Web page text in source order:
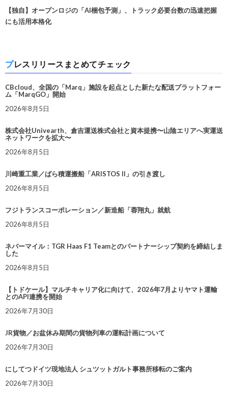
【独自】オープンロジの「AI梱包予測」、トラック必要台数の迅速把握
にも活用本格化
プレスリリースまとめてチェック
CBcloud、全国の「Marq」施設を起点とした新たな配送プラットフォー
ム「MarqGO」開始
2026年8月5日
株式会社Univearth、倉吉運送株式会社と資本提携〜山陰エリアへ実運送
ネットワークを拡大〜
2026年8月5日
川崎重工業／ばら積運搬船「ARISTOS II」の引き渡し
2026年8月5日
フジトランスコーポレーション／新造船「蓉翔丸」就航
2026年8月5日
ネバーマイル：TGR Haas F1 Teamとのパートナーシップ契約を締結しま
した
2026年8月5日
【トドケール】マルチキャリア化に向けて、2026年7月よりヤマト運輸
とのAPI連携を開始
2026年7月30日
JR貨物／お盆休み期間の貨物列車の運転計画について
2026年7月30日
にしてつドイツ現地法人 シュツットガルト事務所移転のご案内
2026年7月30日